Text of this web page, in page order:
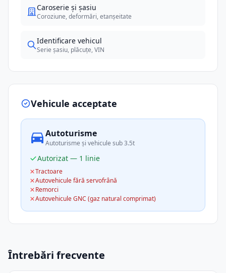
Caroserie și șasiu
Coroziune, deformări, etanșeitate
Identificare vehicul
Serie șasiu, plăcuțe, VIN
Vehicule acceptate
Autoturisme
Autoturisme și vehicule sub 3.5t
Autorizat — 1 linie
Tractoare
Autovehicule fără servofrână
Remorci
Autovehicule GNC (gaz natural comprimat)
Întrebări frecvente